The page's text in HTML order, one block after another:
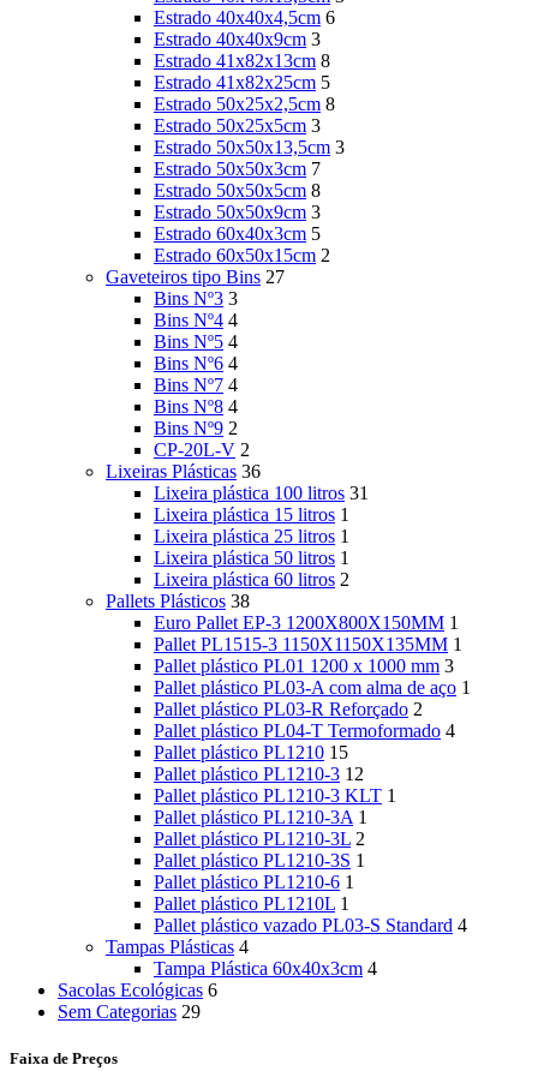
Estrado 40x40x4,5cm 6
Estrado 40x40x9cm 3
Estrado 41x82x13cm 8
Estrado 41x82x25cm 5
Estrado 50x25x2,5cm 8
Estrado 50x25x5cm 3
Estrado 50x50x13,5cm 3
Estrado 50x50x3cm 7
Estrado 50x50x5cm 8
Estrado 50x50x9cm 3
Estrado 60x40x3cm 5
Estrado 60x50x15cm 2
Gaveteiros tipo Bins 27
Bins Nº3 3
Bins Nº4 4
Bins Nº5 4
Bins Nº6 4
Bins Nº7 4
Bins Nº8 4
Bins Nº9 2
CP-20L-V 2
Lixeiras Plásticas 36
Lixeira plástica 100 litros 31
Lixeira plástica 15 litros 1
Lixeira plástica 25 litros 1
Lixeira plástica 50 litros 1
Lixeira plástica 60 litros 2
Pallets Plásticos 38
Euro Pallet EP-3 1200X800X150MM 1
Pallet PL1515-3 1150X1150X135MM 1
Pallet plástico PL01 1200 x 1000 mm 3
Pallet plástico PL03-A com alma de aço 1
Pallet plástico PL03-R Reforçado 2
Pallet plástico PL04-T Termoformado 4
Pallet plástico PL1210 15
Pallet plástico PL1210-3 12
Pallet plástico PL1210-3 KLT 1
Pallet plástico PL1210-3A 1
Pallet plástico PL1210-3L 2
Pallet plástico PL1210-3S 1
Pallet plástico PL1210-6 1
Pallet plástico PL1210L 1
Pallet plástico vazado PL03-S Standard 4
Tampas Plásticas 4
Tampa Plástica 60x40x3cm 4
Sacolas Ecológicas 6
Sem Categorias 29
Faixa de Preços